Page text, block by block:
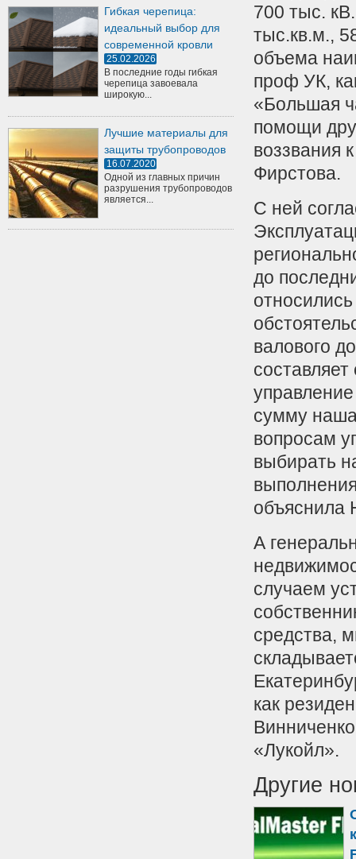
Гибкая черепица:
идеальный выбор для
современной кровли
25.02.2026
В последние годы гибкая
черепица завоевала
широкую...
Лучшие материалы для
защиты трубопроводов
16.07.2020
Одной из главных причин
разрушения трубопроводов
является...
700 тыс.
тыс.кв.м.,
объема
проф УК,
«Большая
помощи
воззвания
Фирстова.
С ней
до
валового
сумму наша
вопросам
выбирать
объяснила
А
случаем
средства,
как
«Лукойл».
Другие